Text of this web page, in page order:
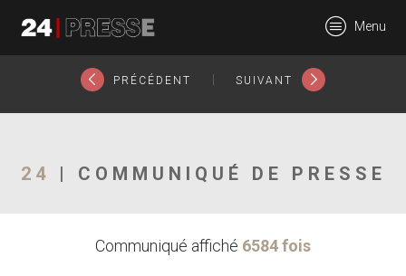
24Presse -
Communiqués de
Menu
PRÉCÉDENT SUIVANT
24 | COMMUNIQUÉ DE PRESSE
Communiqué affiché 6584 fois